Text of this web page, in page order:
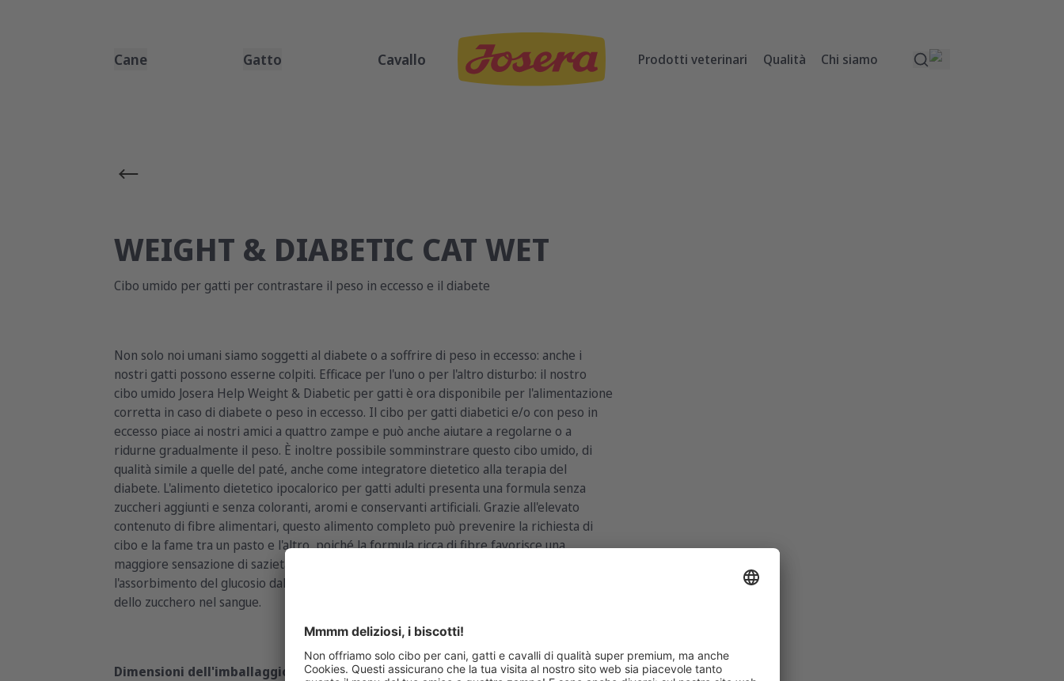
Cane Gatto Cavallo Prodotti veterinari Qualità Chi siamo
WEIGHT & DIABETIC CAT WET
Cibo umido per gatti per contrastare il peso in eccesso e il diabete
Non solo noi umani siamo soggetti al diabete o a soffrire di peso in eccesso: anche i
nostri gatti possono esserne colpiti. Efficace per l'uno o per l'altro disturbo: il nostro
cibo umido Josera Help Weight & Diabetic per gatti è ora disponibile per l'alimentazione
corretta in caso di diabete o peso in eccesso. Il cibo per gatti diabetici e/o con peso in
eccesso piace ai nostri amici a quattro zampe e può anche aiutare a regolarne o a
ridurne gradualmente il peso. È inoltre possibile somminstrare questo cibo umido, di
qualità simile a quelle del paté, anche come integratore dietetico alla terapia del
diabete. L'alimento dietetico ipocalorico per gatti adulti presenta una formula senza
zuccheri aggiunti e senza coloranti, aromi e conservanti artificiali. Grazie all'elevato
contenuto di fibre alimentari, questo alimento completo può prevenire la richiesta di
cibo e la fame tra un pasto e l'altro, poiché la formula ricca di fibre favorisce una
maggiore sensazione di sazietà. Il contenuto di fibre può anche rallentare
l'assorbimento del glucosio dall'intestino al sangue e contribuire alla stabilizzazione
dello zucchero nel sangue.
Dimensioni dell'imballaggio: 200g6x200g